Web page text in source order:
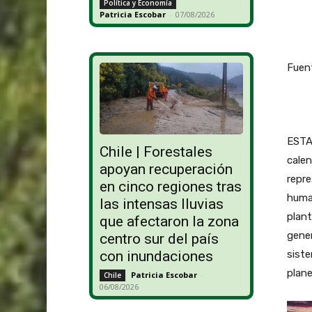
Política y Economía
Patricia Escobar - 07/08/2026
Chile | Forestales
apoyan recuperación
en cinco regiones tras
las intensas lluvias
que afectaron la zona
centro sur del país
con inundaciones
Chile Patricia Escobar -
06/08/2026